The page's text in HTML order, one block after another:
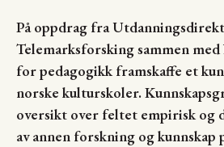
På oppdrag fra
Telemarksforsking sammen
for pedagogikk framskaffe et
norske kulturskoler.
oversikt over feltet empirisk og
av annen forskning og kunnskap